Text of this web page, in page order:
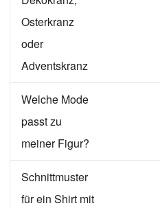
Osterkranz
oder
Adventskranz
Welche Mode
passt zu
meiner Figur?
Schnittmuster
für ein Shirt mit